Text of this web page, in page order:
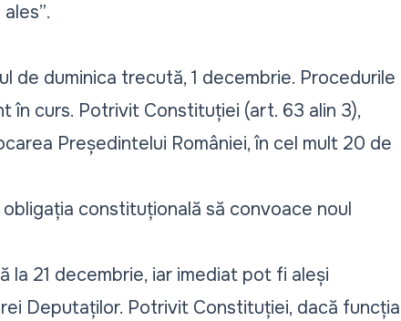
.
de duminica trecută, 1 decembrie. Procedurile
în curs. Potrivit Constituției (art. 63 alin 3),
Președintelui României, în cel mult 20 de
constituțională să convoace noul
la 21 decembrie, iar imediat pot fi aleși
Deputaților. Potrivit Constituției, dacă funcția